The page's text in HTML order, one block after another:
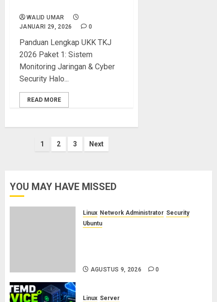
WALID UMAR
JANUARI 29, 2026
0
Panduan Lengkap UKK TKJ
2026 Paket 1: Sistem
Monitoring Jaringan & Cyber
Security Halo...
READ MORE
Paginasi
1 2 3 Next
YOU MAY HAVE MISSED
Linux Network Administrator Security
Ubuntu
AGUSTUS 9, 2026 0
Linux Server